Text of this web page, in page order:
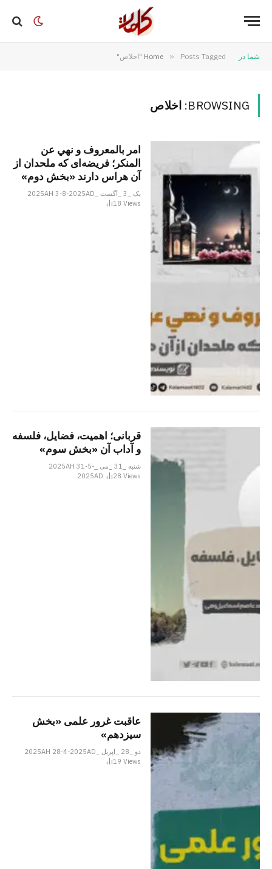
شما در Home » Posts Tagged "اخلاص"
BROWSING: اخلاص
امر بالمعروف و نهي عن
المنكر؛ فریضه‌ای که ملحدان از
آن هراس دارند «بخش دوم»
یک _3 _آگست _2025AH 3-8-2025AD
18Views
قربانی؛ اهمیت، فضایل، فلسفه
و آداب آن «بخش سوم»
شنبه _31 _می _2025AH 31-5-
2025AD
28Views
عاقبت غرور علمی «بخش
سیزدهم»
دو _28 _اپریل _2025AH 28-4-2025AD
19Views